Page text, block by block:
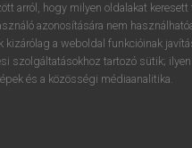
arról, hogy milyen oldalakat keresett
azonosítására nem
a weboldal funkcióinak
szolgáltatásokhoz tartozó sütik;
és a közösségi médiaanalitika.
h j k l é
b n m , .